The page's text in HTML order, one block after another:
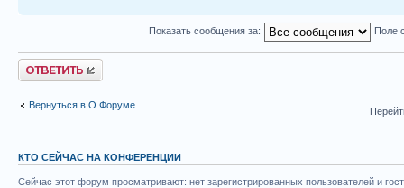
Показать сообщения за: Поле
Ответить
Вернуться в О Форуме
КТО СЕЙЧАС НА КОНФЕРЕНЦИИ
Сейчас этот форум просматривают: нет зарегистрированных пользователей и